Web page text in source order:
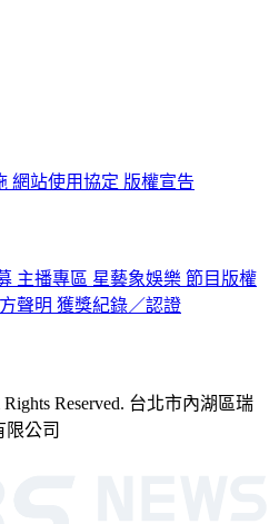
網站使用協定 版權宣告
主播專區 星藝象娛樂 節目版權
聲明 獲獎紀錄／認證
Reserved. 台北市內湖區瑞
限公司